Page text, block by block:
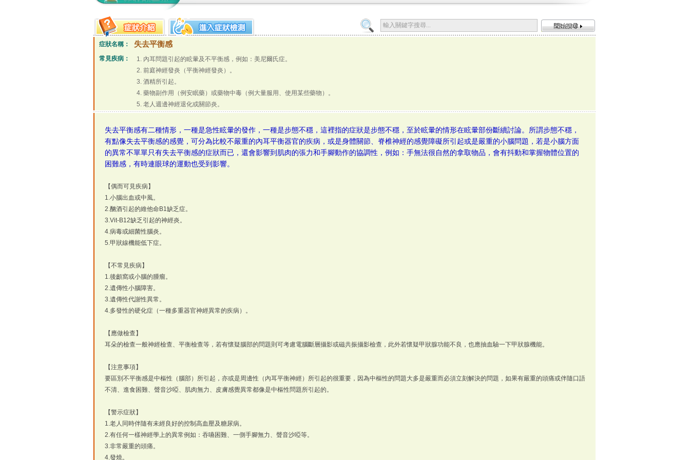
症狀名稱： 失去平衡感
常見疾病：
內耳問題引起的眩暈及不平衡感，例如：美尼爾氏症。
前庭神經發炎（平衡神經發炎）。
酒精所引起。
藥物副作用（例安眠藥）或藥物中毒（例大量服用、使用某些藥物）。
老人週邊神經退化或關節炎。
失去平衡感有二種情形，一種是急性眩暈的發作，一種是步態不穩，這裡指的症狀是步態不穩，至於眩暈的情形在眩暈部份斷續討論。所謂步態不穩，
有點像失去平衡感的感覺，可分為比較不嚴重的內耳平衡器官的疾病，或是身體關節、脊椎神經的感覺障礙所引起或是嚴重的小腦問題，若是小腦方面
的異常不單單只有失去平衡感的症狀而已，還會影響到肌肉的張力和手腳動作的協調性，例如：手無法很自然的拿取物品，會有抖動和掌握物體位置的
困難感，有時連眼球的運動也受到影響。
【偶而可見疾病】
1.小腦出血或中風。
2.酗酒引起的維他命B1缺乏症。
3.Vit-B12缺乏引起的神經炎。
4.病毒或細菌性腦炎。
5.甲狀線機能低下症。
【不常見疾病】
1.後顱窩或小腦的腫瘤。
2.遺傳性小腦障害。
3.遺傳性代謝性異常。
4.多發性的硬化症（一種多重器官神經異常的疾病）。
【應做檢查】
耳朵的檢查一般神經檢查、平衡檢查等，若有懷疑腦部的問題則可考慮電腦斷層攝影或磁共振攝影檢查，此外若懷疑甲狀腺功能不良，也應抽血驗一下甲狀腺機能。
【注意事項】
要區別不平衡感是中樞性（腦部）所引起，亦或是周邊性（內耳平衡神經）所引起的很重要，因為中樞性的問題大多是嚴重而必須立刻解決的問題，如果有嚴重的頭痛或伴隨口語
不清、進食困難、聲音沙啞、肌肉無力、皮膚感覺異常都像是中樞性問題所引起的。
【警示症狀】
1.老人同時伴隨有未經良好的控制高血壓及糖尿病。
2.有任何一樣神經學上的異常例如：吞嚥困難、一側手腳無力、聲音沙啞等。
3.非常嚴重的頭痛。
4.發燒。